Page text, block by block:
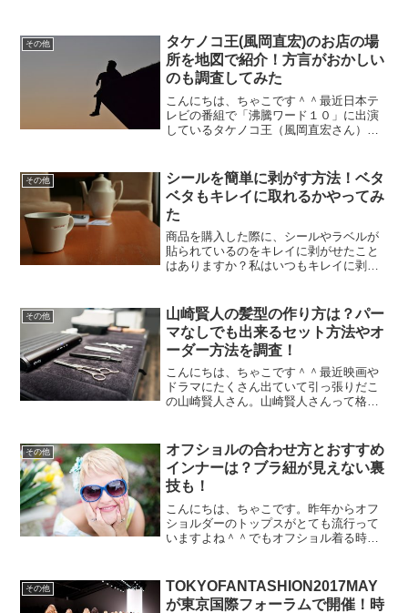
その他
タケノコ王(風岡直宏)のお店の場
所を地図で紹介！方言がおかしい
のも調査してみた
こんにちは、ちゃこです＾＾最近日本テ
レビの番組で「沸騰ワード１０」に出演
しているタケノコ王（風岡直宏さん）と
の方以前から度々この番組に出演されて
いて結構SNSで話題にな...
その他
シールを簡単に剥がす方法！ベタ
ベタもキレイに取れるかやってみ
た
商品を購入した際に、シールやラベルが
貼られているのをキレイに剥がせたこと
はありますか？私はいつもキレイに剥が
からシールやラベルをそのままにしてお
こうと思っても、値段が書...
その他
山崎賢人の髪型の作り方は？パー
マなしでも出来るセット方法やオ
ーダー方法を調査！
こんにちは、ちゃこです＾＾最近映画や
ドラマにたくさん出ていて引っ張りだこ
の山崎賢人さん。山崎賢人さんって格好
て好きなんですが、髪型も良いですよ
ね！山崎賢人さんの髪型の作り...
その他
オフショルの合わせ方とおすすめ
インナーは？ブラ紐が見えない裏
技も！
こんにちは、ちゃこです。昨年からオフ
ショルダーのトップスがとても流行って
いますよね＾＾でもオフショル着る時の
くみんなの視線が気になってしまう、な
んてことありますよね。（私も...
その他
TOKYOFANTASHION2017MAY
が東京国際フォーラムで開催！時